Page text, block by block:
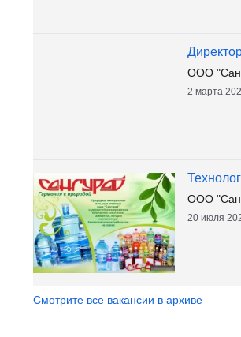
ООО
2 марта
ООО
20 июля
Смотрите все вакансии в архиве